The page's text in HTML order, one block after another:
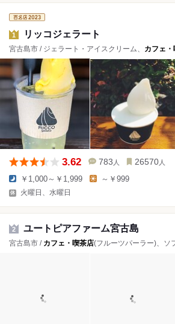
1 リッコジェラート
宮古島市 / ジェラート・アイスクリーム、 カフェ
3.62 783 人 26570 人
￥1,000～￥1,999 ～￥999
火曜日、水曜日
2 ユートピアファーム宮古島
宮古島市 / カフェ・喫茶店(フルーツパーラー)、ソ